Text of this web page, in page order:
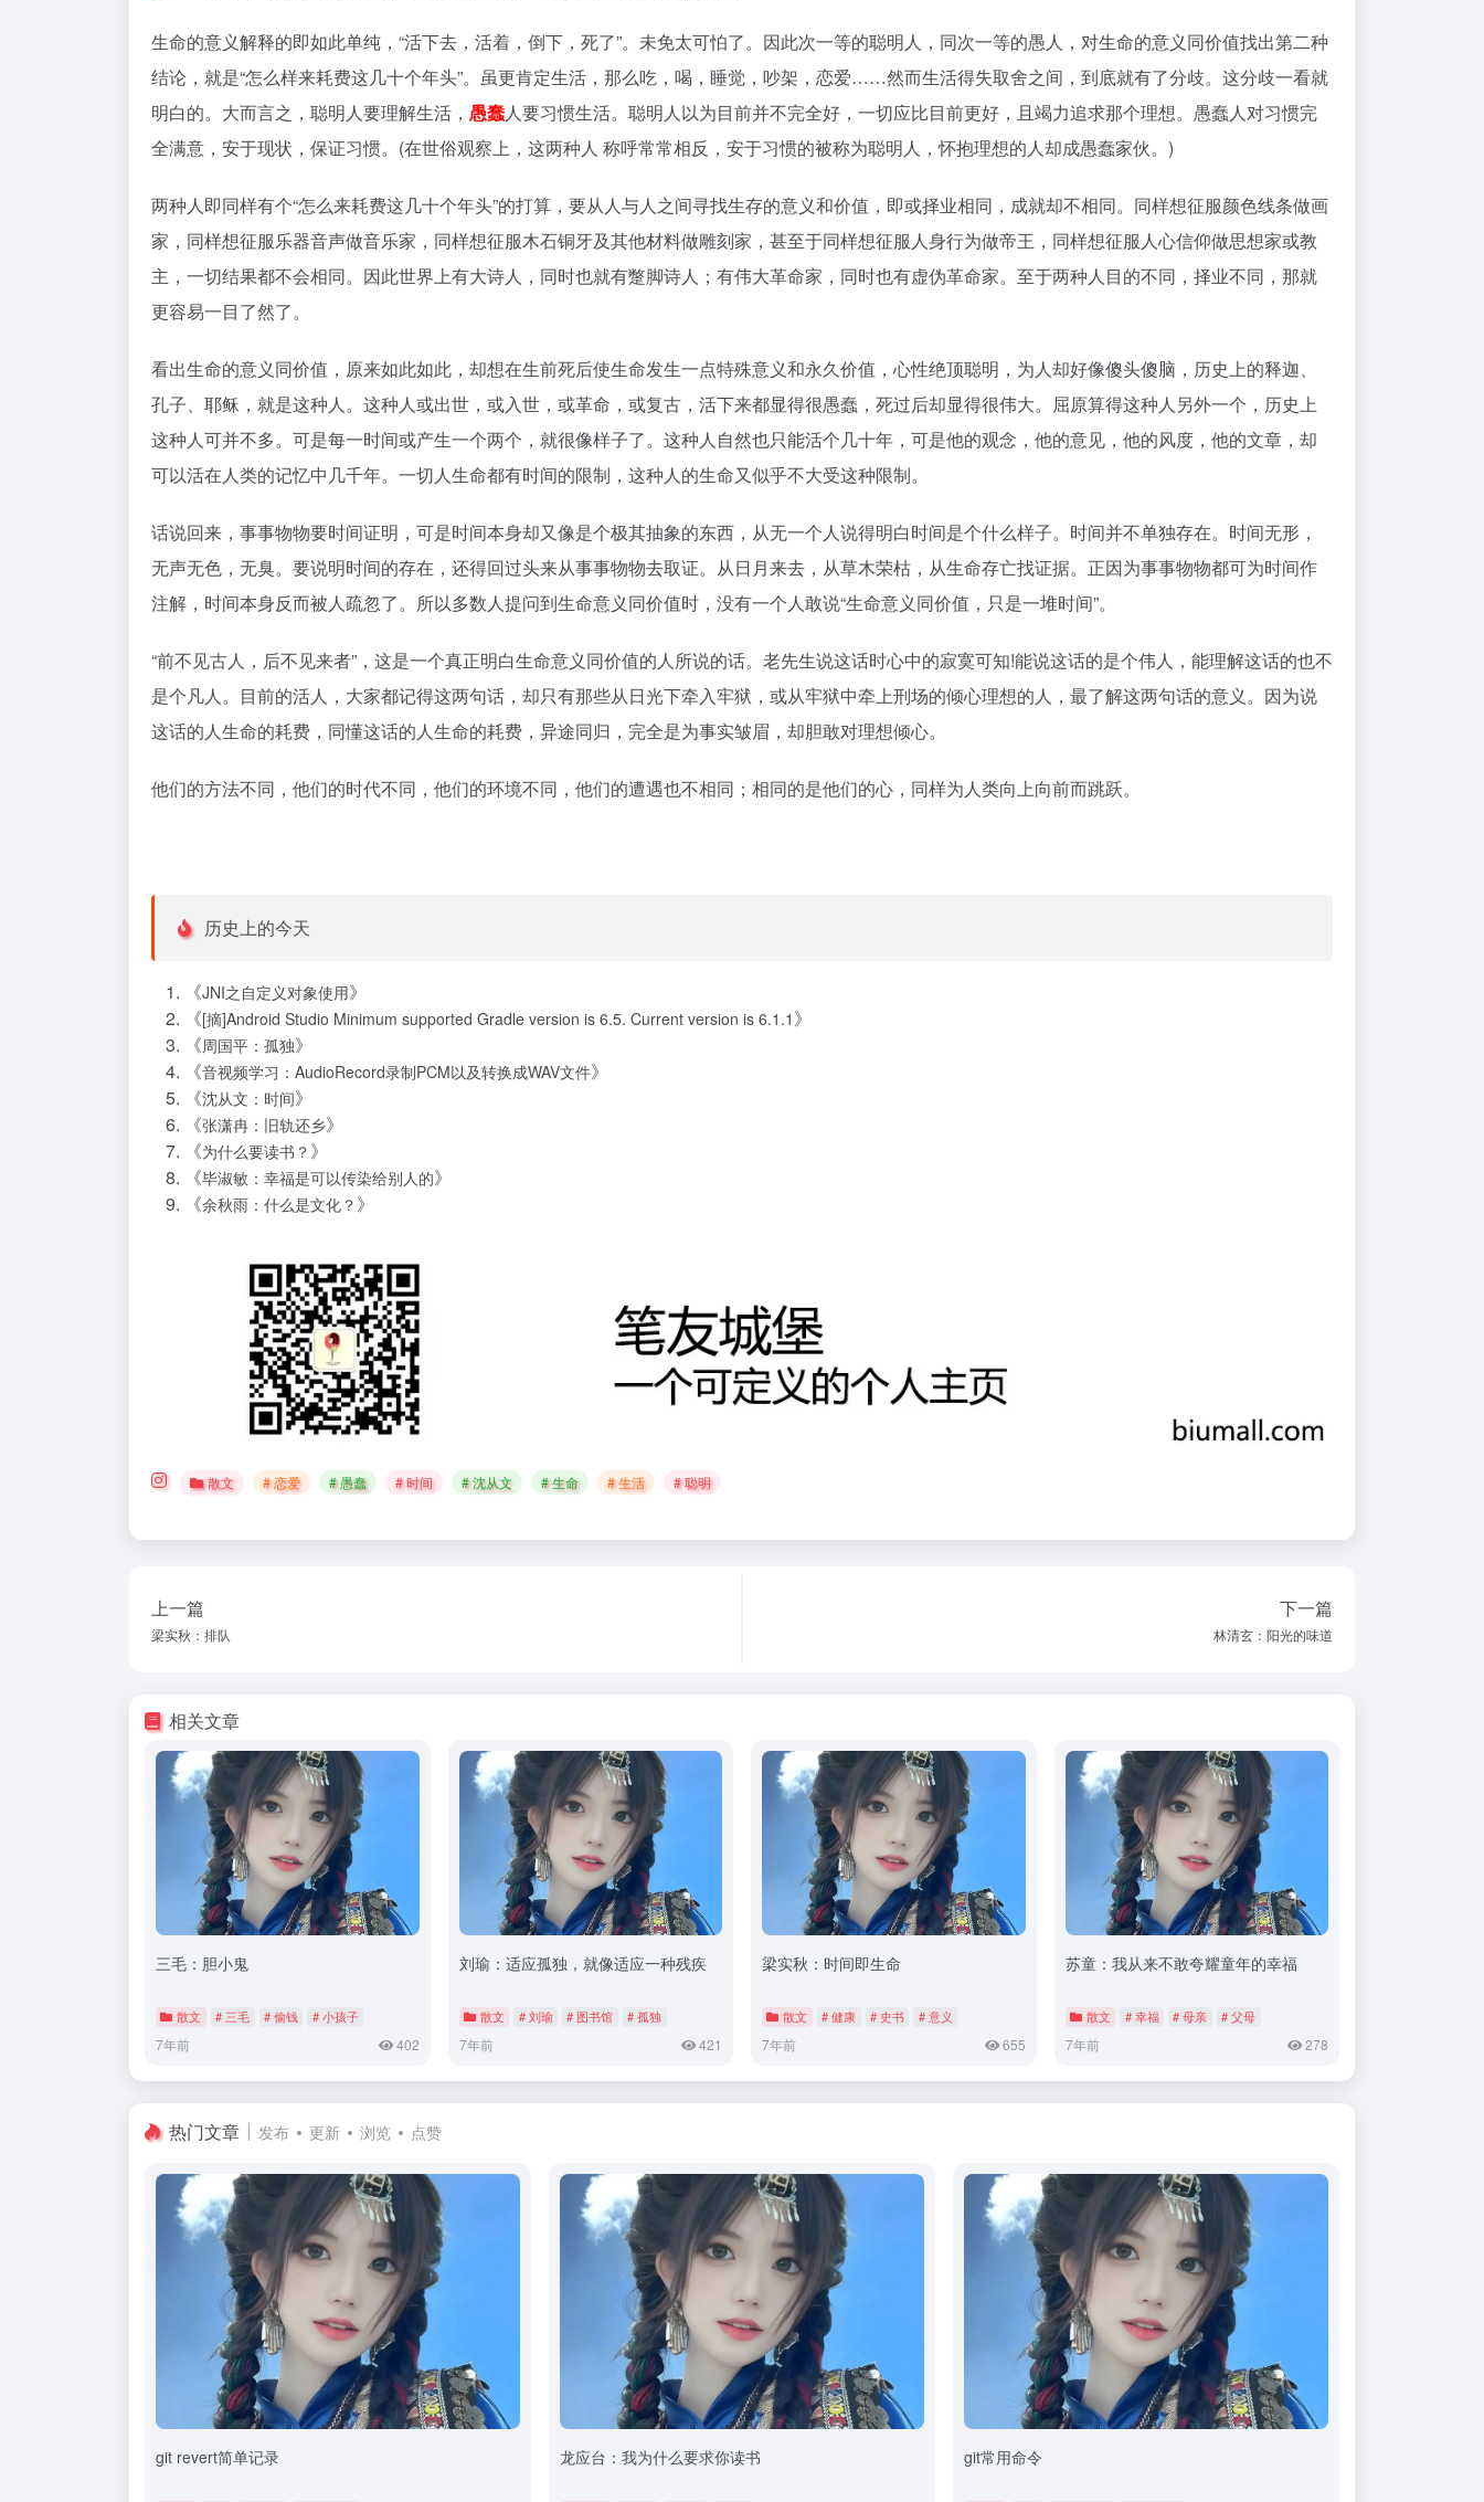
生命的意义解释的即如此单纯，“活下去，活着，倒下，死了”。未免太可怕了。因此次一等的聪明人，同次一等的愚人，对生命的意义同价值找出第二种
结论，就是“怎么样来耗费这几十个年头”。虽更肯定生活，那么吃，喝，睡觉，吵架，恋爱……然而生活得失取舍之间，到底就有了分歧。这分歧一看就
明白的。大而言之，聪明人要理解生活， 愚蠢人要习惯生活。聪明人以为目前并不完全好，一切应比目前更好，且竭力追求那个理想。愚蠢人对习惯完
全满意，安于现状，保证习惯。(在世俗观察上，这两种人 称呼常常相反，安于习惯的被称为聪明人，怀抱理想的人却成愚蠢家伙。)
两种人即同样有个“怎么来耗费这几十个年头”的打算，要从人与人之间寻找生存的意义和价值，即或择业相同，成就却不相同。同样想征服颜色线条做画
家，同样想征服乐器音声做音乐家，同样想征服木石铜牙及其他材料做雕刻家，甚至于同样想征服人身行为做帝王，同样想征服人心信仰做思想家或教
主，一切结果都不会相同。因此世界上有大诗人，同时也就有蹩脚诗人；有伟大革命家，同时也有虚伪革命家。至于两种人目的不同，择业不同，那就
更容易一目了然了。
看出生命的意义同价值，原来如此如此，却想在生前死后使生命发生一点特殊意义和永久价值，心性绝顶聪明，为人却好像傻头傻脑，历史上的释迦、
孔子、耶稣，就是这种人。这种人或出世，或入世，或革命，或复古，活下来都显得很愚蠢，死过后却显得很伟大。屈原算得这种人另外一个，历史上
这种人可并不多。可是每一时间或产生一个两个，就很像样子了。这种人自然也只能活个几十年，可是他的观念，他的意见，他的风度，他的文章，却
可以活在人类的记忆中几千年。一切人生命都有时间的限制，这种人的生命又似乎不大受这种限制。
话说回来，事事物物要时间证明，可是时间本身却又像是个极其抽象的东西，从无一个人说得明白时间是个什么样子。时间并不单独存在。时间无形，
无声无色，无臭。要说明时间的存在，还得回过头来从事事物物去取证。从日月来去，从草木荣枯，从生命存亡找证据。正因为事事物物都可为时间作
注解，时间本身反而被人疏忽了。所以多数人提问到生命意义同价值时，没有一个人敢说“生命意义同价值，只是一堆时间”。
“前不见古人，后不见来者”，这是一个真正明白生命意义同价值的人所说的话。老先生说这话时心中的寂寞可知!能说这话的是个伟人，能理解这话的也不
是个凡人。目前的活人，大家都记得这两句话，却只有那些从日光下牵入牢狱，或从牢狱中牵上刑场的倾心理想的人，最了解这两句话的意义。因为说
这话的人生命的耗费，同懂这话的人生命的耗费，异途同归，完全是为事实皱眉，却胆敢对理想倾心。
他们的方法不同，他们的时代不同，他们的环境不同，他们的遭遇也不相同；相同的是他们的心，同样为人类向上向前而跳跃。
历史上的今天
《JNI之自定义对象使用》
《[摘]Android Studio Minimum supported Gradle version is 6.5. Current version is 6.1.1 》
《周国平：孤独》
《音视频学习：AudioRecord录制PCM以及转换成WAV文件》
《沈从文：时间》
《张潇冉：旧轨还乡》
《为什么要读书？ 》
《毕淑敏：幸福是可以传染给别人的》
《余秋雨：什么是文化？ 》
散文 # 恋爱 # 愚蠢 # 时间 # 沈从文 # 生命 # 生活 # 聪明
上一篇
梁实秋：排队
下一篇
林清玄：阳光的味道
相关文章
三毛：胆小鬼
散文 # 三毛 # 偷钱 # 小孩子
7年前 402
刘瑜：适应孤独，就像适应一种残疾
散文 # 刘瑜 # 图书馆 # 孤独
7年前 421
梁实秋：时间即生命
散文 # 健康 # 史书 # 意义
7年前 655
苏童：我从来不敢夸耀童年的幸福
散文 # 幸福 # 母亲 # 父母
7年前 278
热门文章 发布 更新 浏览 点赞
git revert简单记录 龙应台：我为什么要求你读书 git常用命令